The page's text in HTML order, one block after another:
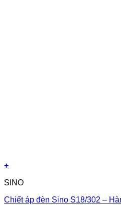
+
SINO
Chiết áp đèn Sino S18/302 –